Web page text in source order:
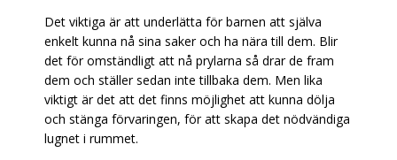
Det viktiga är att underlätta för barnen att själva
enkelt kunna nå sina saker och ha nära till dem. Blir
det för omständligt att nå prylarna så drar de fram
dem och ställer sedan inte tillbaka dem. Men lika
viktigt är det att det finns möjlighet att kunna dölja
och stänga förvaringen, för att skapa det nödvändiga
lugnet i rummet.